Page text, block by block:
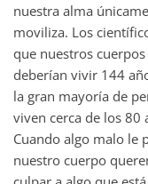
nuestra alma
moviliza. Los
que nuestros cuerpos
deberían vivir 144
la gran mayoría de
viven cerca de los 80
Cuando algo malo le
nuestro cuerpo